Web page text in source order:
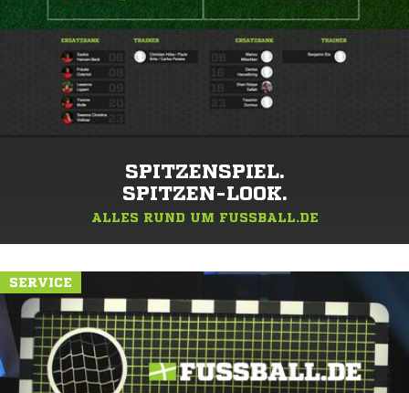
SPITZENSPIEL.
SPITZEN-LOOK.
ALLES RUND UM FUSSBALL.DE
SERVICE